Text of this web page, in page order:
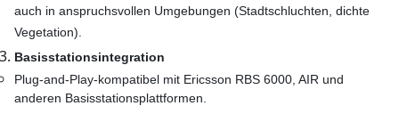
auch in anspruchsvollen Umgebungen (Stadtschluchten, dichte
Vegetation).
Basisstationsintegration
Plug-and-Play-kompatibel mit Ericsson RBS 6000, AIR und
anderen Basisstationsplattformen.